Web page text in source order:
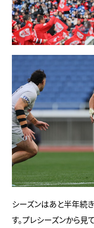
シーズンはあと半年続
す。プレシーズンから